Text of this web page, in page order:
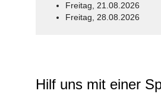
Freitag, 21.08.2026
Freitag, 28.08.2026
Hilf uns mit einer